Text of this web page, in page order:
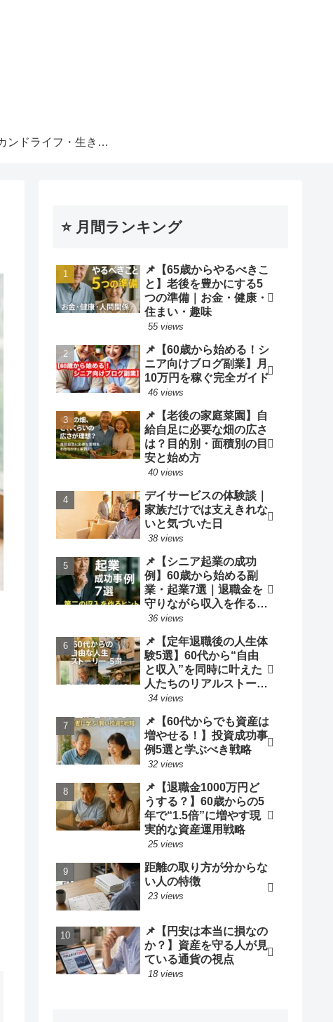
セカンドライフ・生きがい
⭐ 月間ランキング
📌【65歳からやるべきこ
と】老後を豊かにする5
つの準備｜お金・健康・
住まい・趣味
55 views
📌【60歳から始める！シ
ニア向けブログ副業】月
10万円を稼ぐ完全ガイド
46 views
📌【老後の家庭菜園】自
給自足に必要な畑の広さ
は？目的別・面積別の目
安と始め方
40 views
デイサービスの体験談｜
家族だけでは支えきれな
いと気づいた日
38 views
📌【シニア起業の成功
例】60歳から始める副
業・起業7選｜退職金を
守りながら収入を作る方
法
36 views
📌【定年退職後の人生体
験5選】60代から“自由
と収入”を同時に叶えた
人たちのリアルストーリ
ー
34 views
📌【60代からでも資産は
増やせる！】投資成功事
例5選と学ぶべき戦略
32 views
📌【退職金1000万円ど
うする？】60歳からの5
年で“1.5倍”に増やす現
実的な資産運用戦略
25 views
距離の取り方が分からな
い人の特徴
23 views
📌【円安は本当に損なの
か？】資産を守る人が見
ている通貨の視点
18 views